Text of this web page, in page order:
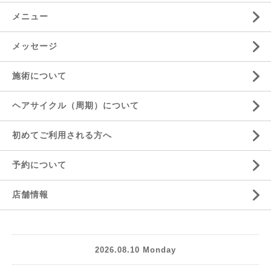
メニュー
メッセージ
施術について
ヘアサイクル（周期）について
初めてご利用される方へ
予約について
店舗情報
2026.08.10 Monday